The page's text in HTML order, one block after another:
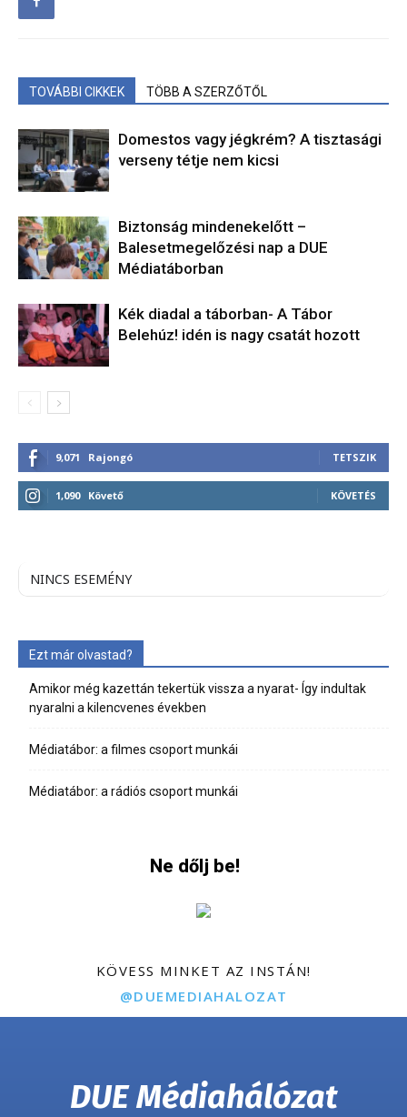
TOVÁBBI CIKKEK TÖBB A SZERZŐTŐL
Domestos vagy jégkrém? A tisztasági
verseny tétje nem kicsi
Biztonság mindenekelőtt –
Balesetmegelőzési nap a DUE
Médiatáborban
Kék diadal a táborban- A Tábor
Belehúz! idén is nagy csatát hozott
9,071 Rajongó TETSZIK
1,090 Követő KÖVETÉS
NINCS ESEMÉNY
Ezt már olvastad?
Amikor még kazettán tekertük vissza a nyarat- Így indultak
nyaralni a kilencvenes években
Médiatábor: a filmes csoport munkái
Médiatábor: a rádiós csoport munkái
Ne dőlj be!
KÖVESS MINKET AZ INSTÁN!
@DUEMEDIAHALOZAT
DUE Médiahálózat